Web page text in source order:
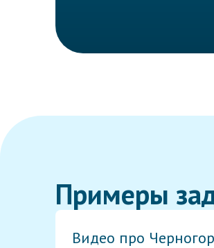
Примеры
Видео про